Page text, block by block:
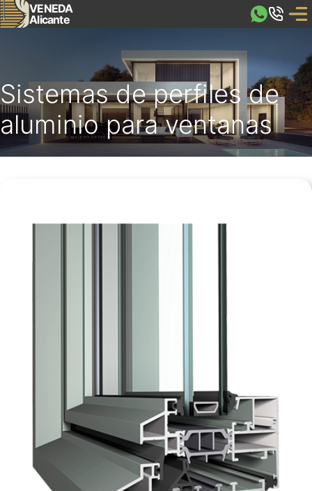
VENEDA
Alicante
Sistemas de perfiles de
aluminio para ventanas